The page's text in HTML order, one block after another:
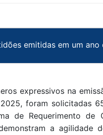
emitidas em um
expressivos na
foram solicitadas
de Requerimento de
a agilidade